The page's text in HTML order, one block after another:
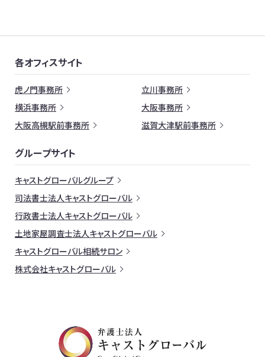
各オフィスサイト
虎ノ門事務所
立川事務所
横浜事務所
大阪事務所
大阪高槻駅前事務所
滋賀大津駅前事務所
グループサイト
キャストグローバルグループ
司法書士法人キャストグローバル
行政書士法人キャストグローバル
土地家屋調査士法人キャストグローバル
キャストグローバル相続サロン
株式会社キャストグローバル